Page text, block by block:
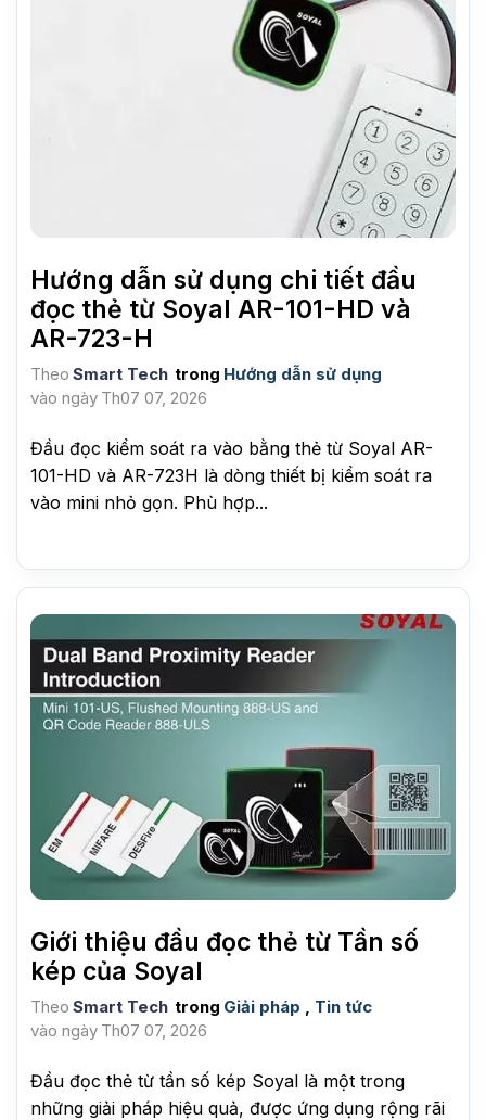
Hướng dẫn sử dụng chi tiết đầu
đọc thẻ từ Soyal AR-101-HD và
AR-723-H
Theo Smart Tech trong Hướng dẫn sử dụng
vào ngày Th07 07, 2026
Đầu đọc kiểm soát ra vào bằng thẻ từ Soyal AR-
101-HD và AR-723H là dòng thiết bị kiểm soát ra
vào mini nhỏ gọn. Phù hợp...
Giới thiệu đầu đọc thẻ từ Tần số
kép của Soyal
Theo Smart Tech trong Giải pháp
Tin tức
vào ngày Th07 07, 2026
Đầu đọc thẻ từ tần số kép Soyal là một trong
những giải pháp hiệu quả, được ứng dụng rộng rãi